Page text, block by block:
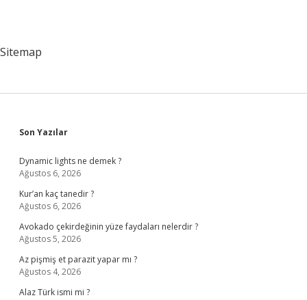
Sitemap
Sidebar
Son Yazılar
Dynamic lights ne demek ?
Ağustos 6, 2026
Kur’an kaç tanedir ?
Ağustos 6, 2026
Avokado çekirdeğinin yüze faydaları nelerdir ?
Ağustos 5, 2026
Az pişmiş et parazit yapar mı ?
Ağustos 4, 2026
Alaz Türk ismi mi ?